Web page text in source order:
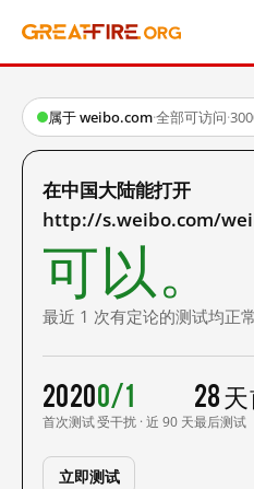
属于 weibo.com·全部可访问·
在中国大陆能打开
http://s.weibo.com/
可以。
最近 1 次有定论的测试均正常
2020
首次测试
0/1
受干扰 · 近 90 天
28
最后测试
立即测试